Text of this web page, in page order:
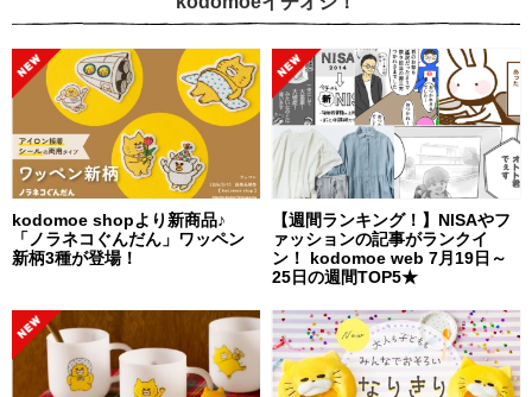
kodomoe shopより新商品♪
「ノラネコぐんだん」ワッペン
新柄3種が登場！
【週間ランキング！】NISAやフ
ァッションの記事がランクイ
ン！ kodomoe web 7月19日～
25日の週間TOP5★